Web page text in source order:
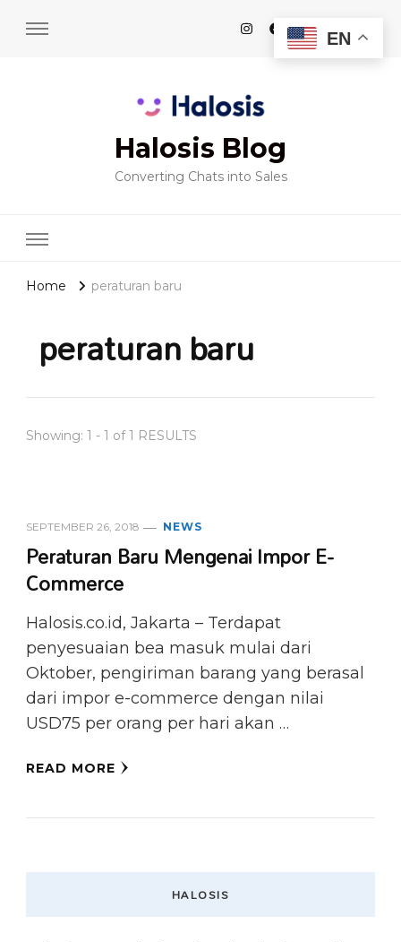
Halosis Blog
Converting Chats into Sales
Home peraturan baru
peraturan baru
Showing: 1 - 1 of 1 RESULTS
SEPTEMBER 26, 2018 NEWS
Peraturan Baru Mengenai Impor E-
Commerce
Halosis.co.id, Jakarta – Terdapat
penyesuaian bea masuk mulai dari
Oktober, pengiriman barang yang berasal
dari impor e-commerce dengan nilai
USD75 per orang per hari akan …
READ MORE
HALOSIS
EN